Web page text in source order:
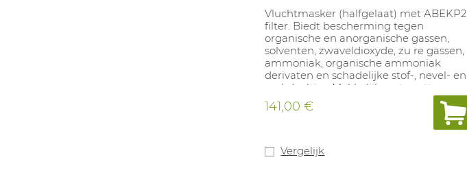
Vluchtmasker (halfgelaat) met ABEKP2
filter. Biedt bescherming tegen
organische en anorganische gassen,
solventen, zwaveldioxyde, zu re gassen,
ammoniak, organische ammoniak
derivaten en schadelijke stof-, nevel- en
rookdeeltjes. Makkelijk op te zetten.
Gebruiksduu r: minstens 15 minuten.
Verpakt in kunststof doos voor riem- of
muurbevestiging. Niet te gebruiken bij
4 jaar.
141,00 €
Vergelijk